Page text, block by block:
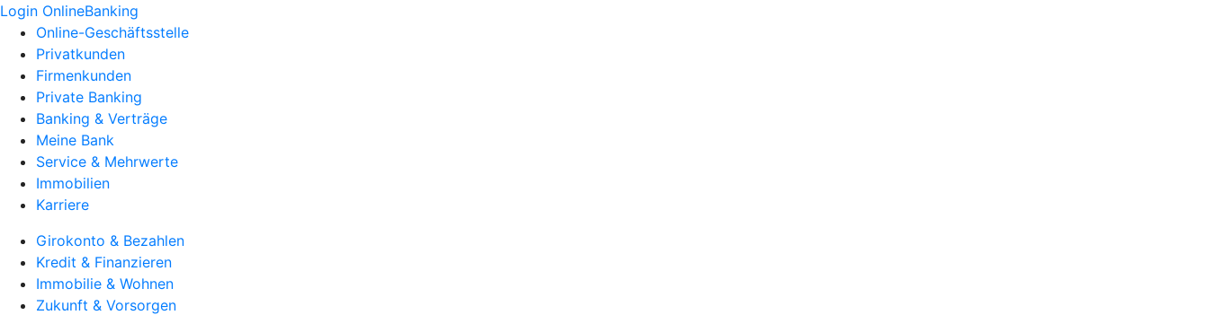
Login OnlineBanking
Online-Geschäftsstelle
Privatkunden
Firmenkunden
Private Banking
Banking & Verträge
Meine Bank
Service & Mehrwerte
Immobilien
Karriere
Girokonto & Bezahlen
Kredit & Finanzieren
Immobilie & Wohnen
Zukunft & Vorsorgen